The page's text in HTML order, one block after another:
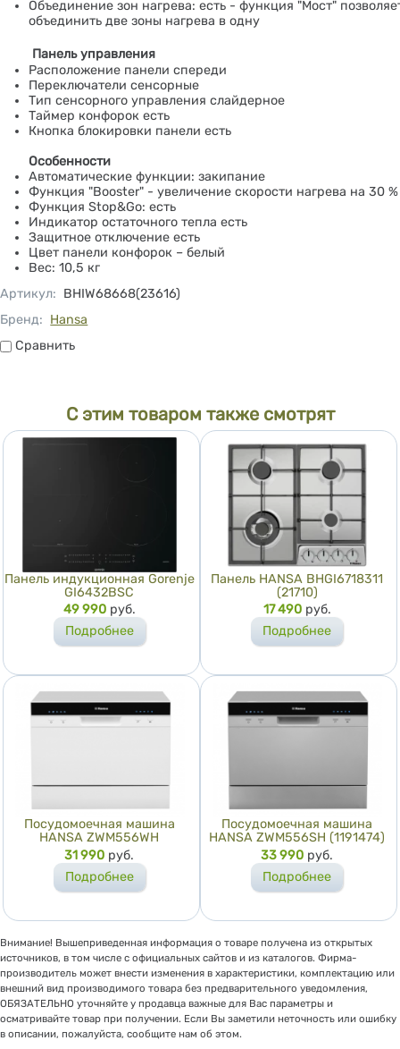
Объединение зон нагрева: есть - функция "Мост"
объединить две зоны нагрева в одну
Панель управления
Расположение панели спереди
Переключатели сенсорные
Тип сенсорного управления слайдерное
Таймер конфорок есть
Кнопка блокировки панели есть
Особенности
Автоматические функции: закипание
Функция "Booster" - увеличение скорости нагрева на 30 %
Функция Stop&Go: есть
Индикатор остаточного тепла есть
Защитное отключение есть
Цвет панели конфорок – белый
Вес: 10,5 кг
Артикул: BHIW68668(23616)
Бренд: Hansa
СравнитьСравнить
С этим товаром также смотрят
Панель индукционная Gorenje
GI6432BSC
Цена
49 990 руб.
Подробнее
Панель HANSA BHGI6718311
(21710)
Цена
17 490 руб.
Подробнее
Посудомоечная машина
HANSA ZWM556WH
Цена
31 990 руб.
Подробнее
Посудомоечная машина
HANSA ZWM556SH (1191474)
Цена
33 990 руб.
Подробнее
Внимание! Вышеприведенная информация о товаре получена из открытых
источников, в том числе с официальных сайтов и из каталогов. Фирма-
производитель может внести изменения в характеристики, комплектацию или
внешний вид производимого товара без предварительного уведомления,
ОБЯЗАТЕЛЬНО уточняйте у продавца важные для Вас параметры и
осматривайте товар при получении. Если Вы заметили неточность или ошибку
в описании, пожалуйста, сообщите нам об этом.